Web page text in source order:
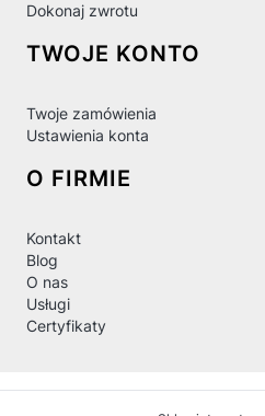
Dokonaj zwrotu
TWOJE KONTO
Twoje zamówienia
Ustawienia konta
O FIRMIE
Kontakt
Blog
O nas
Usługi
Certyfikaty